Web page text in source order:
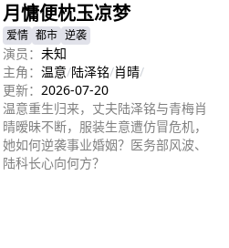
泉涅槃重生。重回及笄礼那晚，她早
已看清所有人的虚伪假面。前世血海
深仇历历在目，今生她斩断情爱执
念，静心布局步步谋算，誓要拆穿温
玥伪善面目，向凉薄无情的国公府，
一一讨回前世所有亏欠!
月慵便枕玉凉梦
爱情 都市 逆袭
演员： 未知
主角： 温意/陆泽铭/肖晴/
更新： 2026-07-20
温意重生归来，丈夫陆泽铭与青梅肖
晴暧昧不断，服装生意遭仿冒危机，
她如何逆袭事业婚姻？医务部风波、
陆科长心向何方？